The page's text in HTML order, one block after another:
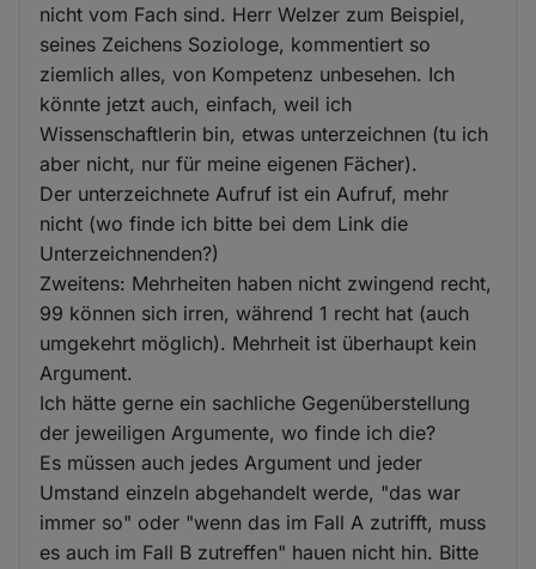
nicht vom Fach sind. Herr Welzer zum Beispiel,
seines Zeichens Soziologe, kommentiert so
ziemlich alles, von Kompetenz unbesehen. Ich
könnte jetzt auch, einfach, weil ich
Wissenschaftlerin bin, etwas unterzeichnen (tu ich
aber nicht, nur für meine eigenen Fächer).
Der unterzeichnete Aufruf ist ein Aufruf, mehr
nicht (wo finde ich bitte bei dem Link die
Unterzeichnenden?)
Zweitens: Mehrheiten haben nicht zwingend recht,
99 können sich irren, während 1 recht hat (auch
umgekehrt möglich). Mehrheit ist überhaupt kein
Argument.
Ich hätte gerne ein sachliche Gegenüberstellung
der jeweiligen Argumente, wo finde ich die?
Es müssen auch jedes Argument und jeder
Umstand einzeln abgehandelt werde, "das war
immer so" oder "wenn das im Fall A zutrifft, muss
es auch im Fall B zutreffen" hauen nicht hin. Bitte